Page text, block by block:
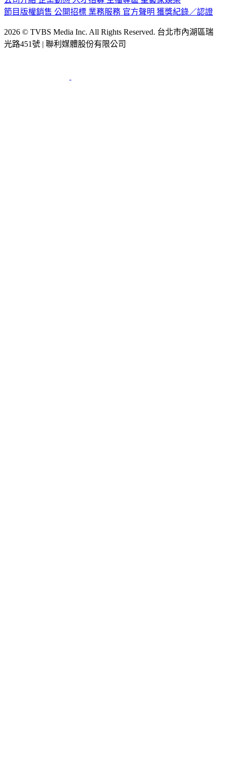
節目版權銷售 公開招標 業務服務 官方聲明 獲獎紀錄／認證
2026 © TVBS Media Inc. All Rights Reserved. 台北市內湖區瑞
光路451號 | 聯利媒體股份有限公司